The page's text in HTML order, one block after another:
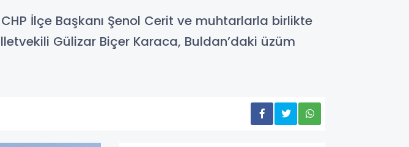
İlçe Başkanı Şenol Cerit ve muhtarlarla birlikte
Gülizar Biçer Karaca, Buldan’daki üzüm